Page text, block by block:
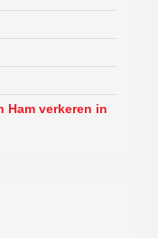
Ham verkeren in